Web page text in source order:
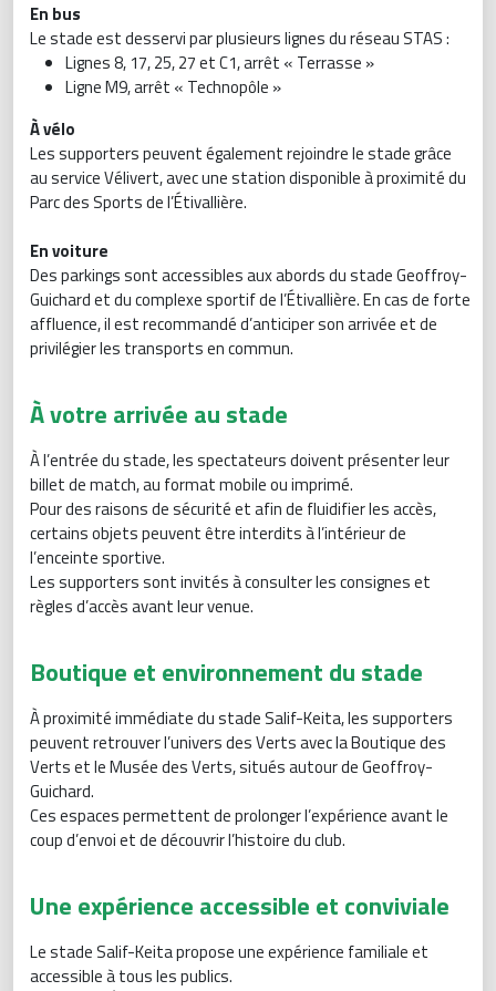
En bus
Le stade est desservi par plusieurs lignes du réseau STAS :
Lignes 8, 17, 25, 27 et C1, arrêt « Terrasse »
Ligne M9, arrêt « Technopôle »
À vélo
Les supporters peuvent également rejoindre le stade grâce
au service Vélivert, avec une station disponible à proximité du
Parc des Sports de l’Étivallière.
En voiture
Des parkings sont accessibles aux abords du stade Geoffroy-
Guichard et du complexe sportif de l’Étivallière. En cas de forte
affluence, il est recommandé d’anticiper son arrivée et de
privilégier les transports en commun.
À votre arrivée au stade
À l’entrée du stade, les spectateurs doivent présenter leur
billet de match, au format mobile ou imprimé.
Pour des raisons de sécurité et afin de fluidifier les accès,
certains objets peuvent être interdits à l’intérieur de
l’enceinte sportive.
Les supporters sont invités à consulter les consignes et
règles d’accès avant leur venue.
Boutique et environnement du stade
À proximité immédiate du stade Salif-Keita, les supporters
peuvent retrouver l’univers des Verts avec la Boutique des
Verts et le Musée des Verts, situés autour de Geoffroy-
Guichard.
Ces espaces permettent de prolonger l’expérience avant le
coup d’envoi et de découvrir l’histoire du club.
Une expérience accessible et conviviale
Le stade Salif-Keita propose une expérience familiale et
accessible à tous les publics.